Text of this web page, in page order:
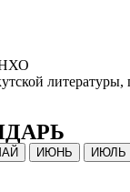
ИЮНЬ ИЮЛЬ